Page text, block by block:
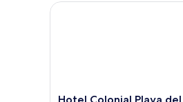
Hotel
Hotel Colonial Playa
Hotel Colonial Playa del